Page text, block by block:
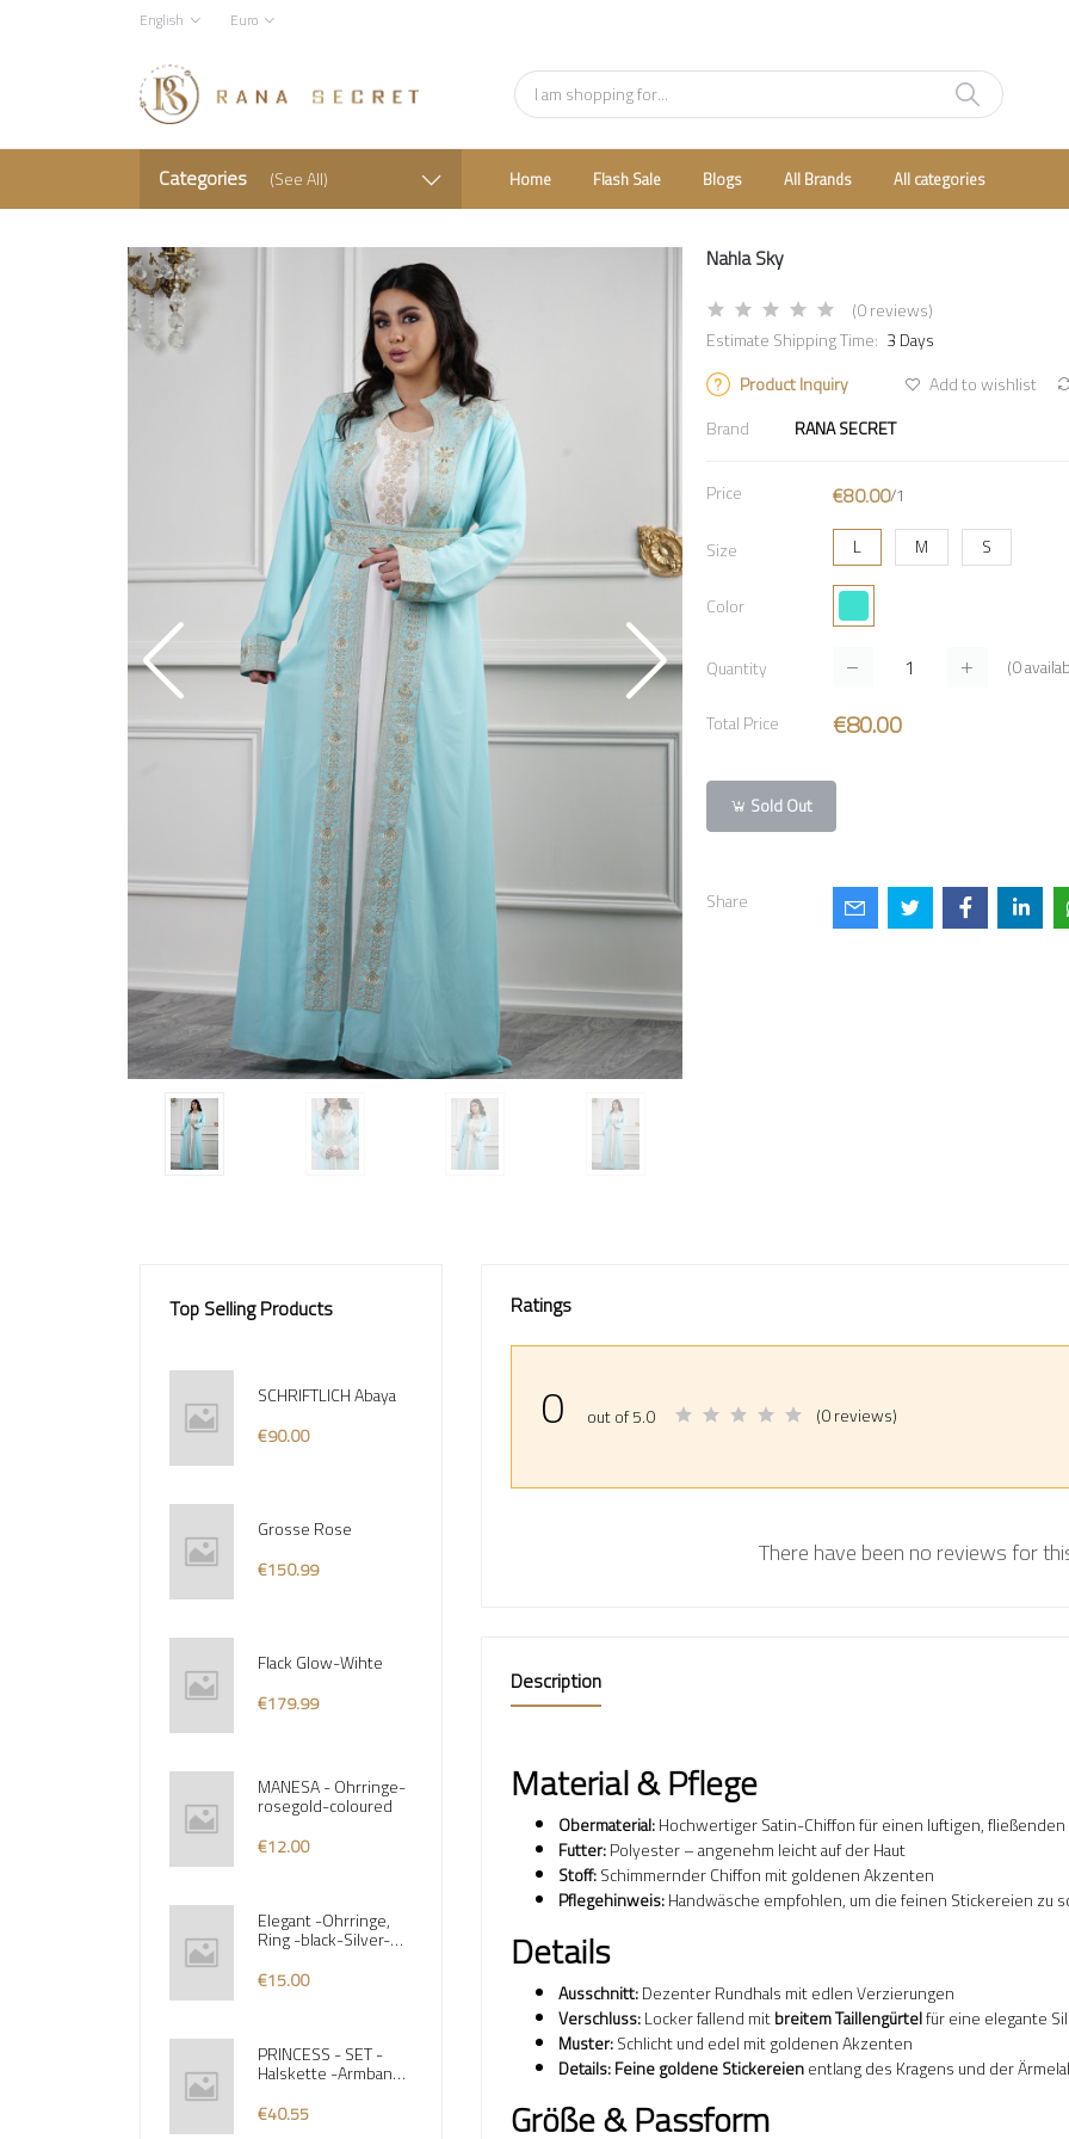
English Euro
Categories (See All) Home Flash Sale Blogs All Brands All categories
Nahla Sky
(0 reviews)
Estimate Shipping Time: 3 Days
Product Inquiry
Add to wishlist
Brand
RANA SECRET
Price €80.00/1
Size
L M
S
Color
Quantity
(0
Total Price
€80.00
Sold Out
Share
Top Selling Products
SCHRIFTLICH Abaya
€90.00
Grosse Rose
€150.99
Flack Glow-Wihte
€179.99
MANESA - Ohrringe-
rosegold-coloured
€12.00
Elegant -Ohrringe,
Ring -black-Silver-
Coloured
€15.00
PRINCESS - SET -
Halskette -Armband
Coloured
€40.55
Ratings
0 out of 5.0 (0 reviews)
There have been no reviews for
Description
Material & Pflege
Obermaterial:Hochwertiger Satin-Chiffon für einen luftigen, fließenden
Futter:Polyester – angenehm leicht auf der Haut
Stoff:Schimmernder Chiffon mit goldenen Akzenten
Pflegehinweis:Handwäsche empfohlen, um die feinen Stickereien zu
Details
Ausschnitt:Dezenter Rundhals mit edlen Verzierungen
Verschluss:Locker fallend mitbreitem Taillengürtelfür eine elegante
Muster:Schlicht und edel mit goldenen Akzenten
Details:Feine goldene Stickereienentlang des Kragens und der
Größe & Passform